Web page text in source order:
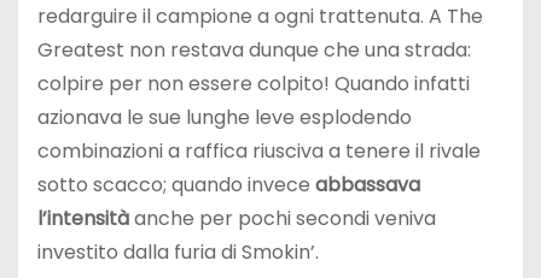
redarguire il campione a ogni trattenuta. A The
Greatest non restava dunque che una strada:
colpire per non essere colpito! Quando infatti
azionava le sue lunghe leve esplodendo
combinazioni a raffica riusciva a tenere il rivale
sotto scacco; quando invece abbassava
l’intensitàanche per pochi secondi veniva
investito dalla furia di Smokin’.